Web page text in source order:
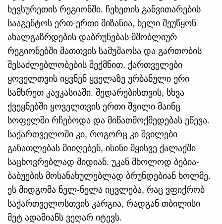
ხევსურეთის რეგიონში. ჩეხეთის განვითარების
სააგენტოს ერთ-ერთი მიზანია, ხელი შეუწყონ
ახალგაზრდების დაბრუნებას მშობლიურ
რეგიონებში მათთვის სამუშაოსა და გართობის
შესაძლებლობების შექმნით. ქართველები
ყოველთვის იყვნენ ყველაზე ურბანული ერი
სამხრეთ კავკასიაში. შედარებისთვის, სხვა
ქვეყნებში ყოველთვის ერთი შვილი მაინც
სოფელში რჩებოდა და მიწათმოქმედებას ეწევა.
საქართველოში კი, როგორც კი შვილები
განათლებას მიიღებენ, ისინი მყისვე ქალაქში
საცხოვრებლად მიდიან. უკან მხოლოდ ბებია-
ბაბუების მოსანახულებლად ბრუნდებიან ხოლმე.
ეს მიდგომა ნელ-ნელა იცვლება, რაც ვფიქრობ
საქართველოსთვის კარგია, რადგან თბილისი
მეტ ადამიანს ვეღარ იტევს.